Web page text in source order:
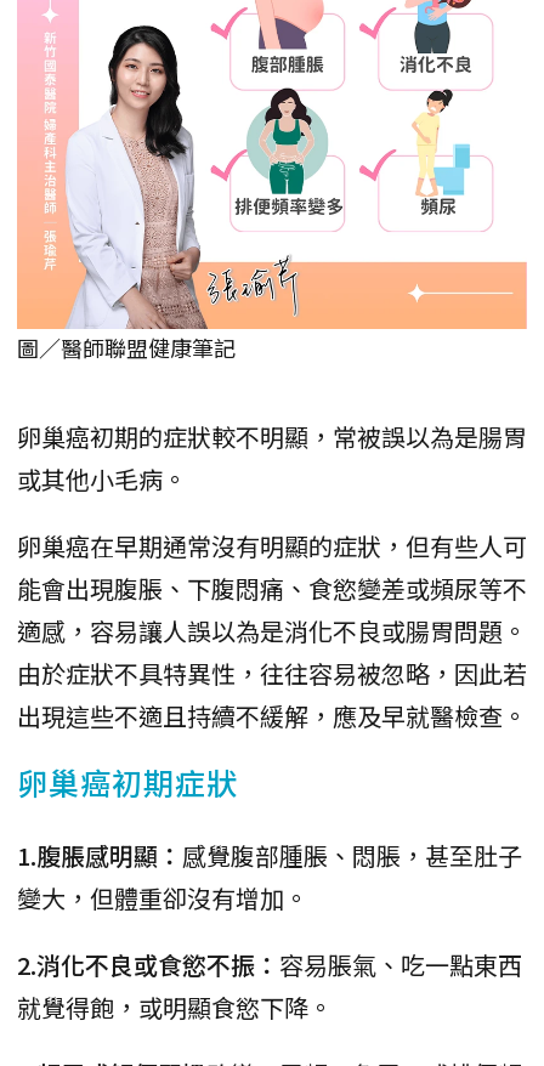
圖／醫師聯盟健康筆記
卵巢癌初期的症狀較不明顯，常被誤以為是腸胃
或其他小毛病。
卵巢癌在早期通常沒有明顯的症狀，但有些人可
能會出現腹脹、下腹悶痛、食慾變差或頻尿等不
適感，容易讓人誤以為是消化不良或腸胃問題。
由於症狀不具特異性，往往容易被忽略，因此若
出現這些不適且持續不緩解，應及早就醫檢查。
卵巢癌初期症狀
1.腹脹感明顯： 感覺腹部腫脹、悶脹，甚至肚子
變大，但體重卻沒有增加。
2.消化不良或食慾不振： 容易脹氣、吃一點東西
就覺得飽，或明顯食慾下降。